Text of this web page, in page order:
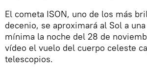
El cometa ISON, uno de los más
decenio, se aproximará al Sol a
mínima la noche del 28 de
vídeo el vuelo del cuerpo celeste
telescopios.